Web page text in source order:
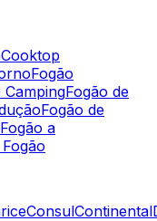
Cooktop
Fogão
CampingFogão de
Fogão de
Fogão a
ConsulContinental